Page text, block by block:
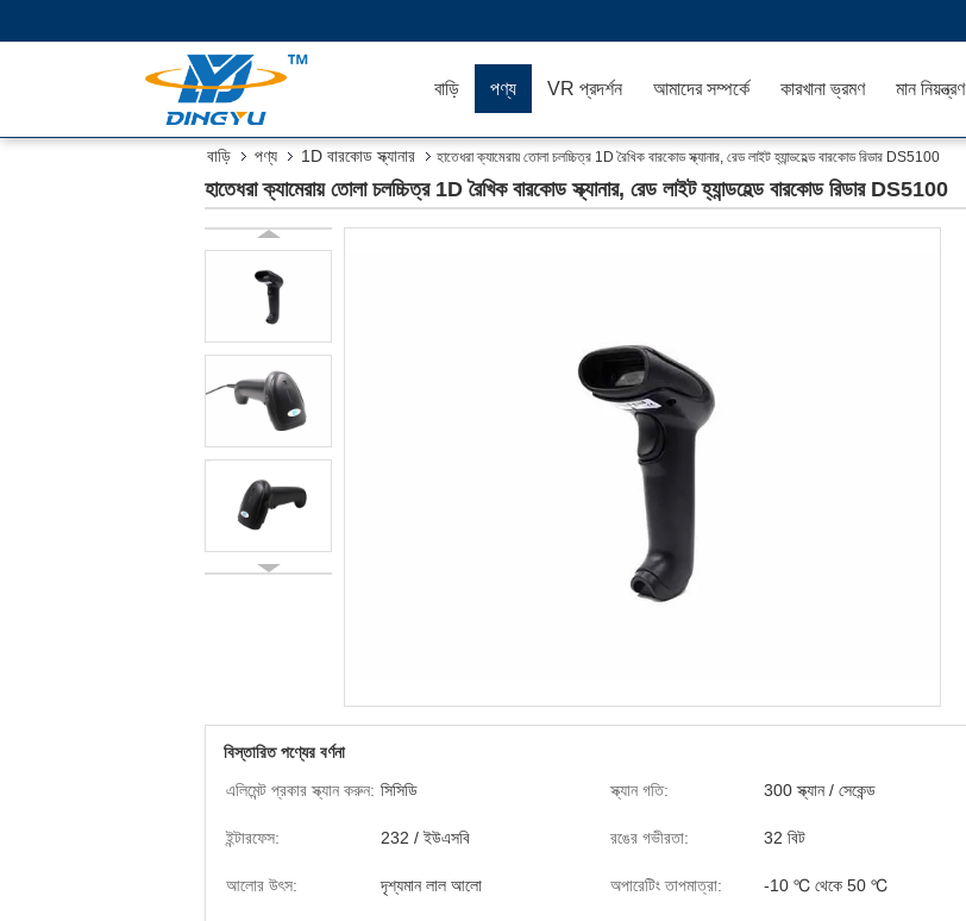
বাড়ি পণ্য VR প্রদর্শন আমাদের সম্পর্কে কারখানা ভ্রমণ মান নিয়ন্ত্রণ
বাড়ি পণ্য 1D বারকোড স্ক্যানার হাতেধরা ক্যামেরায় তোলা চলচ্চিত্র 1D রৈখিক বারকোড স্ক্যানার, রেড লাইট হ্যান্ডহেল্ড বারকোড রিডার DS5100
হাতেধরা ক্যামেরায় তোলা চলচ্চিত্র 1D রৈখিক বারকোড স্ক্যানার, রেড লাইট হ্যান্ডহেল্ড বারকোড রিডার DS5100
বিস্তারিত পণ্যের বর্ণনা
এলিমেন্ট প্রকার স্ক্যান করুন: সিসিডি স্ক্যান গতি: 300 স্ক্যান / সেকেন্ড
ইন্টারফেস: 232 / ইউএসবি রঙের গভীরতা: 32 বিট
আলোর উৎস: দৃশ্যমান লাল আলো অপারেটিং তাপমাত্রা: -10 ℃ থেকে 50 ℃